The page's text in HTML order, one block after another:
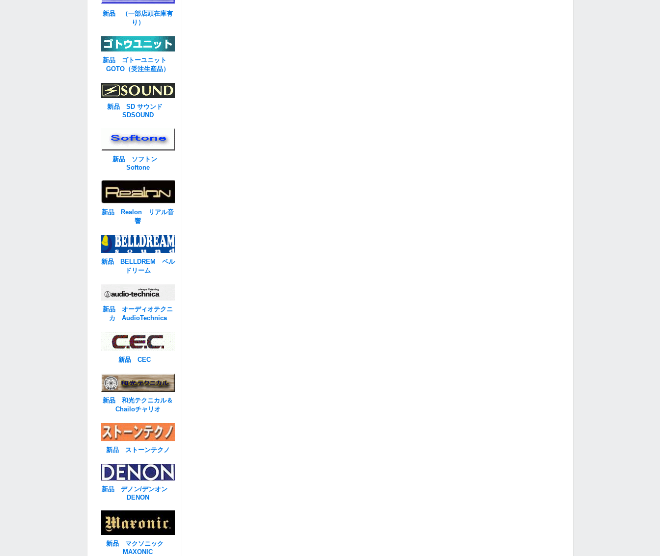
新品 （一部店頭在庫有
り）
新品 ゴトーユニット
GOTO（受注生産品）
新品 SD サウンド
SDSOUND
新品 ソフトン
Softone
新品 Realon リアル音
響
新品 BELLDREM ベル
ドリーム
新品 オーディオテクニ
カ AudioTechnica
新品 CEC
新品 和光テクニカル＆
Chailoチャリオ
新品 ストーンテクノ
新品 デノン/デンオン
DENON
新品 マクソニック
MAXONIC